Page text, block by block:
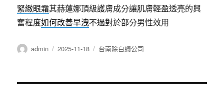
緊緻眼霜其赫蓮娜頂級護膚成分讓肌膚輕盈透亮的興
奮程度如何改善早洩不過對於部分男性效用
作
admin
發
2025-11-18
分
台南除白蟻公司